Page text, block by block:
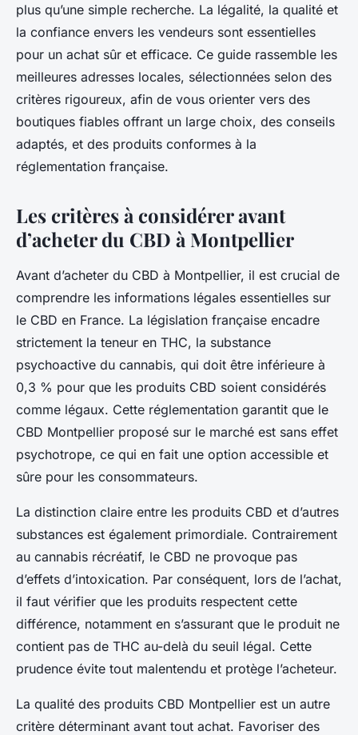
plus qu’une simple recherche. La légalité, la qualité et
la confiance envers les vendeurs sont essentielles
pour un achat sûr et efficace. Ce guide rassemble les
meilleures adresses locales, sélectionnées selon des
critères rigoureux, afin de vous orienter vers des
boutiques fiables offrant un large choix, des conseils
adaptés, et des produits conformes à la
réglementation française.
Les critères à considérer avant
d’acheter du CBD à Montpellier
Avant d’acheter du CBD à Montpellier, il est crucial de
comprendre les informations légales essentielles sur
le CBD en France. La législation française encadre
strictement la teneur en THC, la substance
psychoactive du cannabis, qui doit être inférieure à
0,3 % pour que les produits CBD soient considérés
comme légaux. Cette réglementation garantit que le
CBD Montpellier proposé sur le marché est sans effet
psychotrope, ce qui en fait une option accessible et
sûre pour les consommateurs.
La distinction claire entre les produits CBD et d’autres
substances est également primordiale. Contrairement
au cannabis récréatif, le CBD ne provoque pas
d’effets d’intoxication. Par conséquent, lors de l’achat,
il faut vérifier que les produits respectent cette
différence, notamment en s’assurant que le produit ne
contient pas de THC au-delà du seuil légal. Cette
prudence évite tout malentendu et protège l’acheteur.
La qualité des produits CBD Montpellier est un autre
critère déterminant avant tout achat. Favoriser des